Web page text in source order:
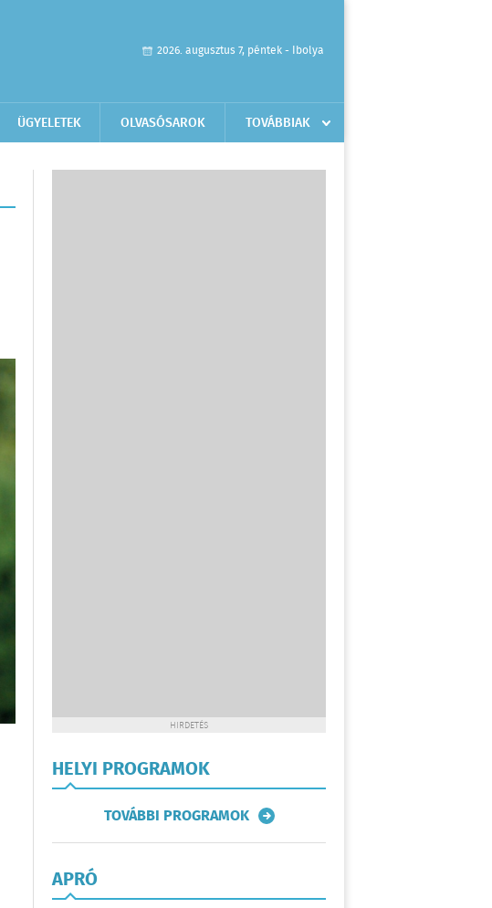
2026. augusztus 7, péntek - Ibolya
ÜGYELETEK OLVASÓSAROK TOVÁBBIAK
HIRDETÉS
HELYI PROGRAMOK
TOVÁBBI PROGRAMOK
APRÓ